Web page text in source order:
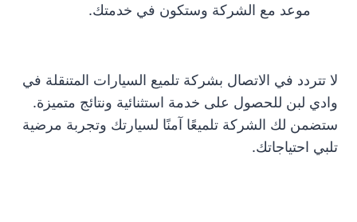
موعد مع الشركة وستكون في خدمتك.
لا تتردد في الاتصال بشركة تلميع السيارات المتنقلة في
وادي لبن للحصول على خدمة استثنائية ونتائج متميزة.
ستضمن لك الشركة تلميعًا آمنًا لسيارتك وتجربة مرضية
تلبي احتياجاتك.